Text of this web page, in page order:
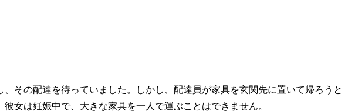
その配達を待っていました。しかし、配達員が家具を玄関先に置いて帰ろうと
女は妊娠中で、大きな家具を一人で運ぶことはできません。